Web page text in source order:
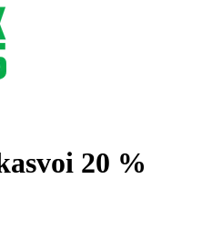
20 %